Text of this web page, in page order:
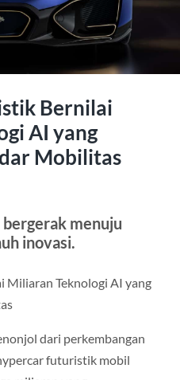
Bernilai
AI yang
Mobilitas
menuju
inovasi.
Miliaran Teknologi AI yang
dari perkembangan
futuristik mobil